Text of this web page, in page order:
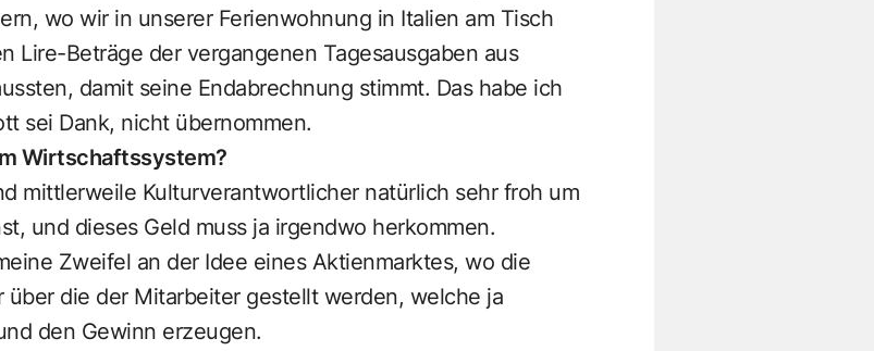
wo wir in unserer Ferienwohnung in Italien am Tisch
Lire-Beträge der vergangenen Tagesausgaben aus
damit seine Endabrechnung stimmt. Das habe ich
sei Dank, nicht übernommen.
Wirtschaftssystem?
mittlerweile Kulturverantwortlicher natürlich sehr froh um
und dieses Geld muss ja irgendwo herkommen.
Zweifel an der Idee eines Aktienmarktes, wo die
über die der Mitarbeiter gestellt werden, welche ja
den Gewinn erzeugen.